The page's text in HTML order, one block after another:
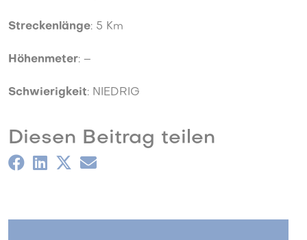
Streckenlänge: 5 Km
Höhenmeter: –
Schwierigkeit: NIEDRIG
Diesen Beitrag teilen